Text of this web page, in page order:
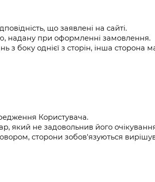
що заявлені на сайті.
надану при оформленні замовлення.
боку однієї з сторін, інша сторона
Користувача.
який не задовольнив його
сторони зобов'язуються